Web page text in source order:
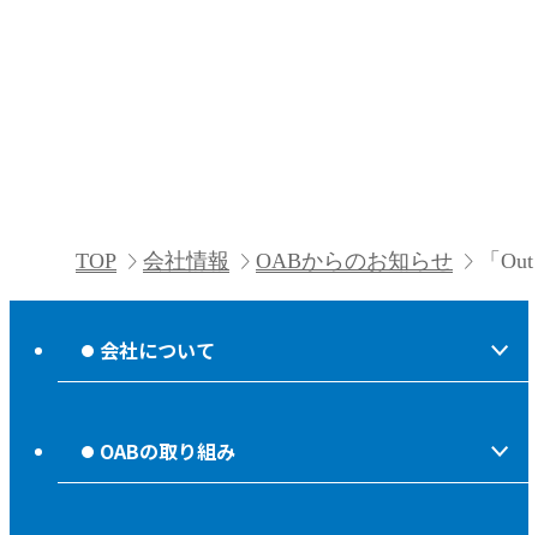
TOP 会社情報 OABからのお知らせ 「
会社について
OABからのお知らせ
OABの取り組み